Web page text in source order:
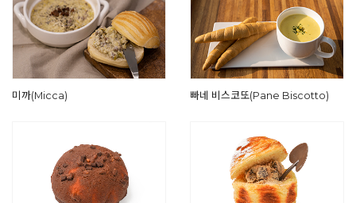
미까(Micca) 빠네 비스코또(Pane Biscotto)